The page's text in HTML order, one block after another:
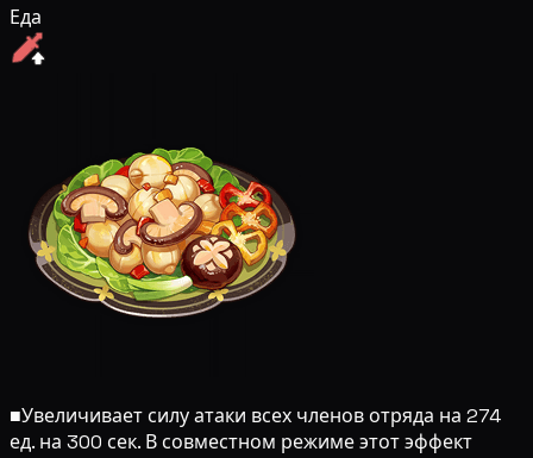
Еда
■Увеличивает силу атаки всех членов отряда на 274
ед. на 300 сек. В совместном режиме этот эффект